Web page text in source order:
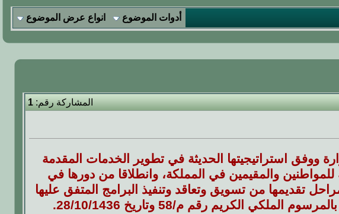
أدوات الموضوع انواع عرض الموضوع
المشاركة رقم:1
ووفق استراتيجيتها الحديثة في تطوير الخدمات المقدمة
والمقيمين في المملكة، وانطلاقا من دورها في
تقديمها من تسويق وتعاقد وتنفيذ البرامج المتفق عليها
الكريم رقم م/58 وتاريخ 28/10/1436.